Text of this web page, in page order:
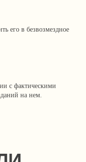
его в безвозмездное
с фактическими
на нем.